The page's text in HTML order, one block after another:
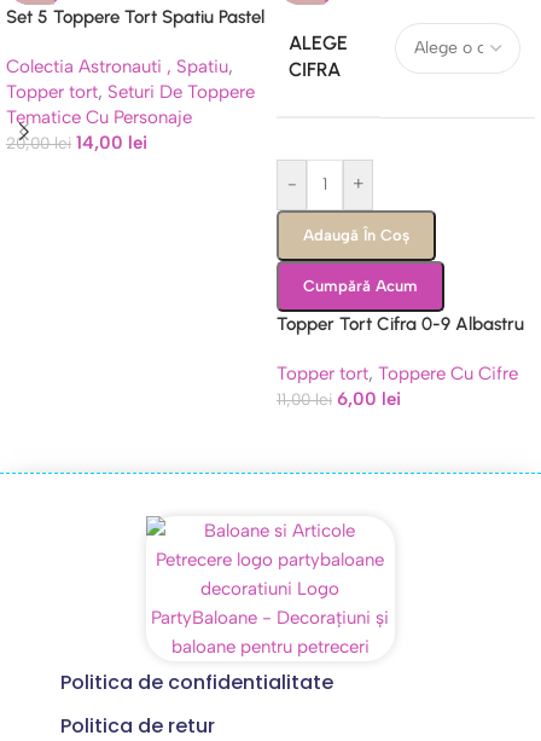
Set 5 Toppere Tort Spatiu Pastel
Colectia Astronauti , Spatiu,
Topper tort, Seturi De Toppere
Tematice Cu Personaje
20,00lei 14,00 lei
ALEGE
CIFRA
- +
Adaugă În Coș
Cumpără Acum
Topper Tort Cifra 0-9 Albastru
/ Bleu Pastel)
Topper tort, Toppere Cu Cifre
11,00lei 6,00 lei
Politica de confidentialitate
Politica de retur